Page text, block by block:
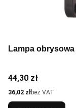
Lampa
Cena
44,30 zł
Cena
36,02 złbez VAT